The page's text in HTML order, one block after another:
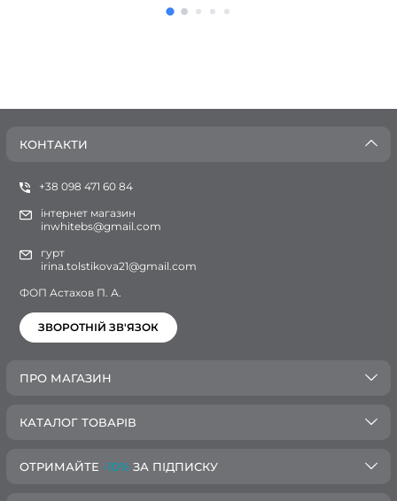
КОНТАКТИ
+38 098 471 60 84
інтернет магазин
inwhitebs@gmail.com
гурт
irina.tolstikova21@gmail.com
ФОП Астахов П. А.
ЗВОРОТНІЙ ЗВ'ЯЗОК
ПРО МАГАЗИН
КАТАЛОГ ТОВАРІВ
ОТРИМАЙТЕ -10% ЗА ПІДПИСКУ